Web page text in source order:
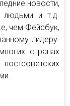
новости,
людьми и т.д.
чем Фейсбук,
лидеру.
странах